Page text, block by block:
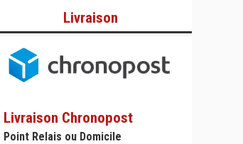
Livraison
Livraison Chronopost
Point Relais ou Domicile